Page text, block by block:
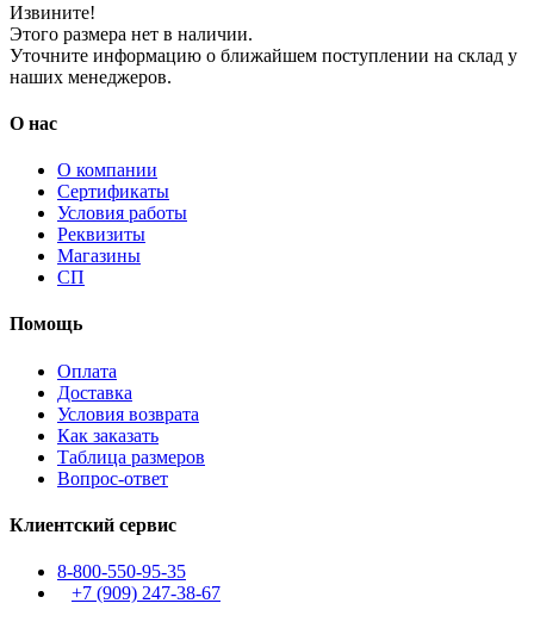
Извините!
Этого размера нет в наличии.
Уточните информацию о ближайшем поступлении на склад у
наших менеджеров.
О нас
О компании
Сертификаты
Условия работы
Реквизиты
Магазины
СП
Помощь
Оплата
Доставка
Условия возврата
Как заказать
Таблица размеров
Вопрос-ответ
Клиентский сервис
8-800-550-95-35
+7 (909) 247-38-67